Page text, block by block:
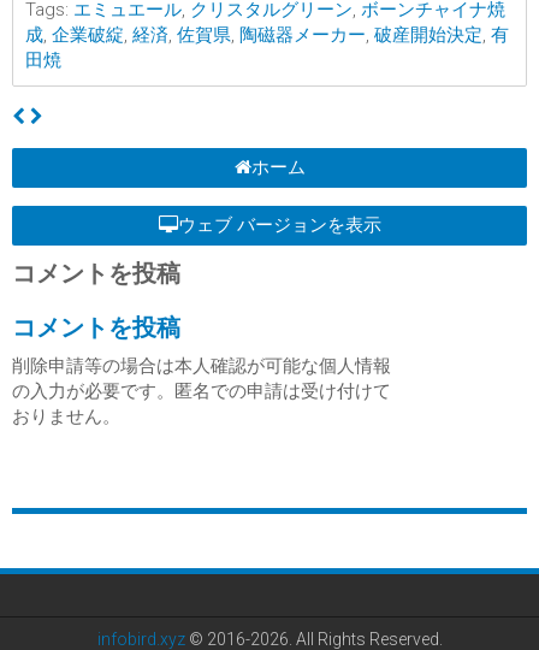
Tags: エミュエール, クリスタルグリーン, ボーンチャイナ焼
成, 企業破綻, 経済, 佐賀県, 陶磁器メーカー, 破産開始決定, 有
田焼
ホーム
ウェブ バージョンを表示
コメントを投稿
コメントを投稿
削除申請等の場合は本人確認が可能な個人情報
の入力が必要です。匿名での申請は受け付けて
おりません。
infobird.xyz© 2016-2026. All Rights Reserved.